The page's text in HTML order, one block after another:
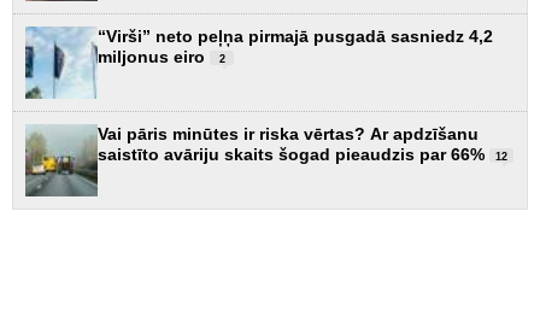
“Virši” neto peļņa pirmajā pusgadā sasniedz 4,2
miljonus eiro
2
Vai pāris minūtes ir riska vērtas? Ar apdzīšanu
saistīto avāriju skaits šogad pieaudzis par 66%
12